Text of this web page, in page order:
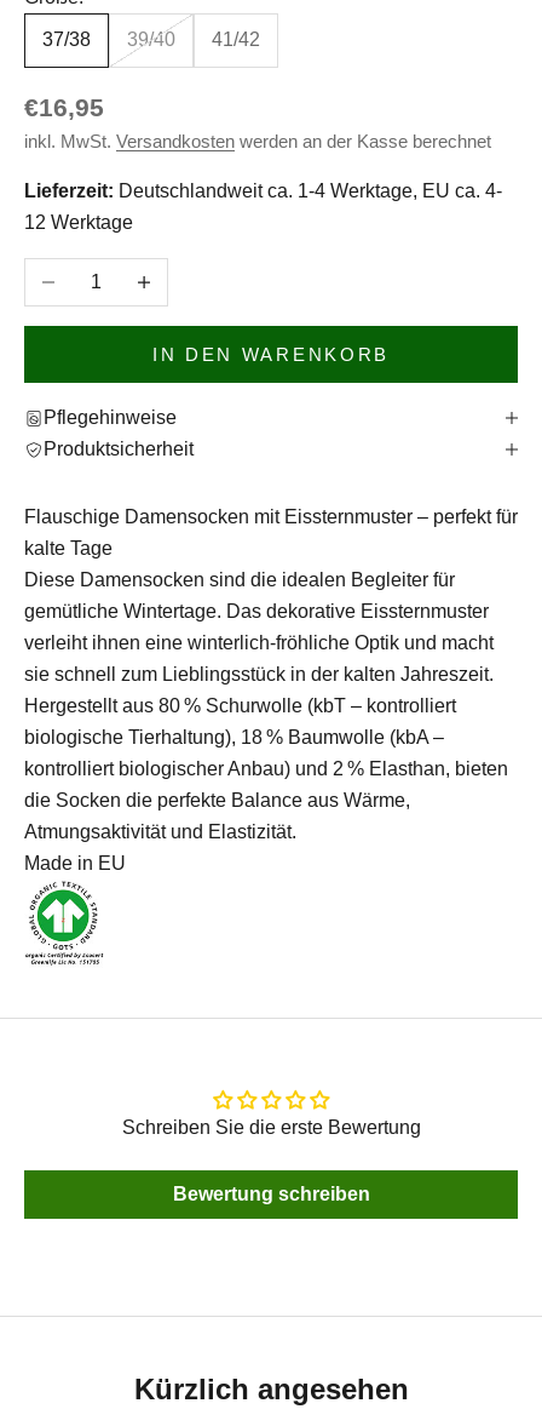
37/38 39/40 41/42
Angebot
€16,95
inkl. MwSt. Versandkosten werden an der Kasse berechnet
Lieferzeit: Deutschlandweit ca. 1-4 Werktage, EU ca. 4-
12 Werktage
Anzahl verringernAnzahl erhöhen
IN DEN WARENKORB
Pflegehinweise
Produktsicherheit
Flauschige Damensocken mit Eissternmuster – perfekt für
kalte Tage
Diese Damensocken sind die idealen Begleiter für
gemütliche Wintertage. Das dekorative Eissternmuster
verleiht ihnen eine winterlich-fröhliche Optik und macht
sie schnell zum Lieblingsstück in der kalten Jahreszeit.
Hergestellt aus 80 % Schurwolle (kbT – kontrolliert
biologische Tierhaltung), 18 % Baumwolle (kbA –
kontrolliert biologischer Anbau) und 2 % Elasthan, bieten
die Socken die perfekte Balance aus Wärme,
Atmungsaktivität und Elastizität.
Made in EU
Schreiben Sie die erste Bewertung
Bewertung schreiben
Kürzlich angesehen